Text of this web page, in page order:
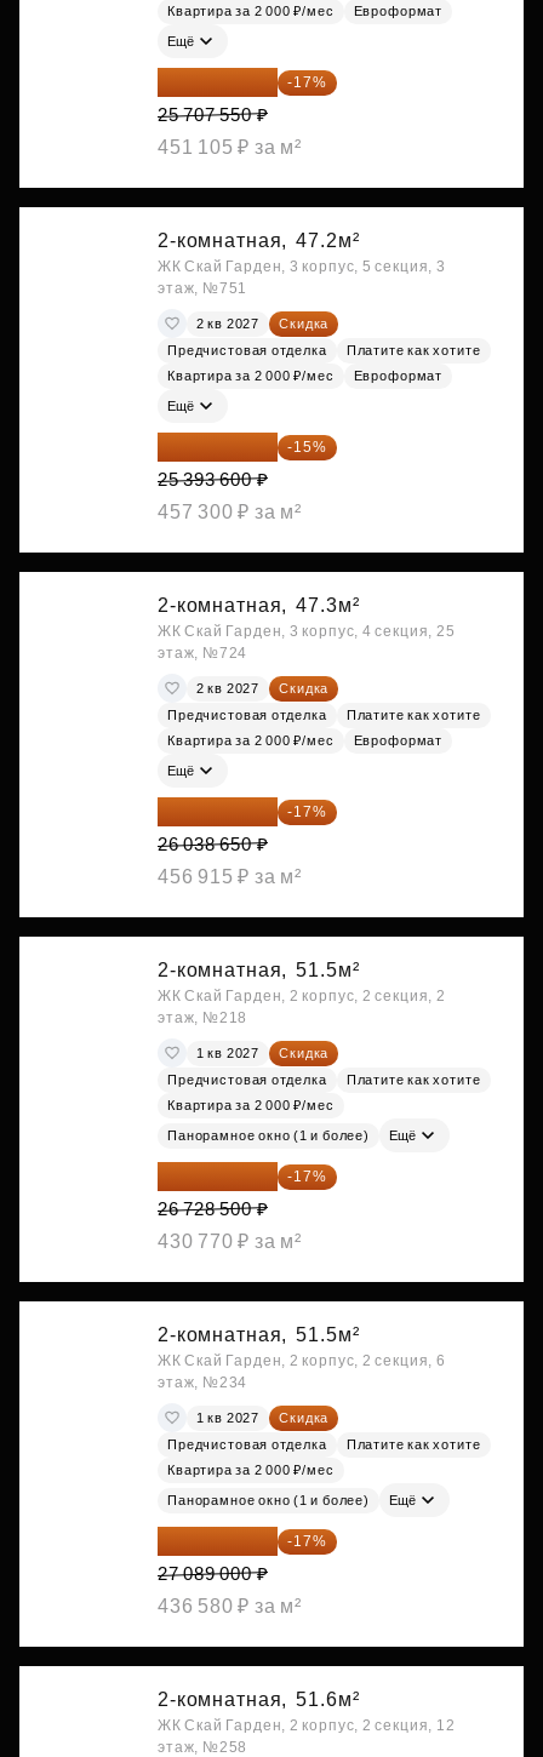
Квартира за 2 000 ₽/мес
Евроформат
Ещё
21 337 267 ₽ -17%
25 707 550 ₽
451 105 ₽ за м²
2-комнатная, 47.2м²
ЖК Скай Гарден, 3 корпус, 5 секция, 3
этаж, №751
2 кв 2027
Скидка
Предчистовая отделка
Платите как хотите
Квартира за 2 000 ₽/мес
Евроформат
Ещё
21 584 560 ₽ -15%
25 393 600 ₽
457 300 ₽ за м²
2-комнатная, 47.3м²
ЖК Скай Гарден, 3 корпус, 4 секция, 25
этаж, №724
2 кв 2027
Скидка
Предчистовая отделка
Платите как хотите
Квартира за 2 000 ₽/мес
Евроформат
Ещё
21 612 080 ₽ -17%
26 038 650 ₽
456 915 ₽ за м²
2-комнатная, 51.5м²
ЖК Скай Гарден, 2 корпус, 2 секция, 2
этаж, №218
1 кв 2027
Скидка
Предчистовая отделка
Платите как хотите
Квартира за 2 000 ₽/мес
Панорамное окно (1 и более) Ещё
22 184 655 ₽ -17%
26 728 500 ₽
430 770 ₽ за м²
2-комнатная, 51.5м²
ЖК Скай Гарден, 2 корпус, 2 секция, 6
этаж, №234
1 кв 2027
Скидка
Предчистовая отделка
Платите как хотите
Квартира за 2 000 ₽/мес
Панорамное окно (1 и более) Ещё
22 483 870 ₽ -17%
27 089 000 ₽
436 580 ₽ за м²
2-комнатная, 51.6м²
ЖК Скай Гарден, 2 корпус, 2 секция, 12
этаж, №258